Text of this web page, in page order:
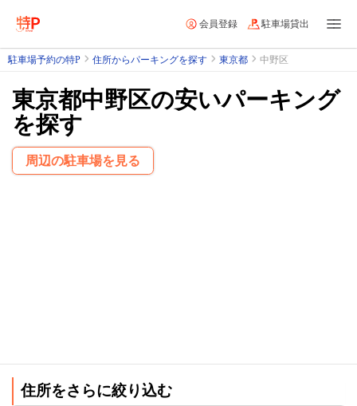
会員登録 駐車場貸出
駐車場予約の特P 住所からパーキングを探す 東京都 中野区
東京都中野区の安いパーキング
を探す
周辺の駐車場を見る
住所をさらに絞り込む